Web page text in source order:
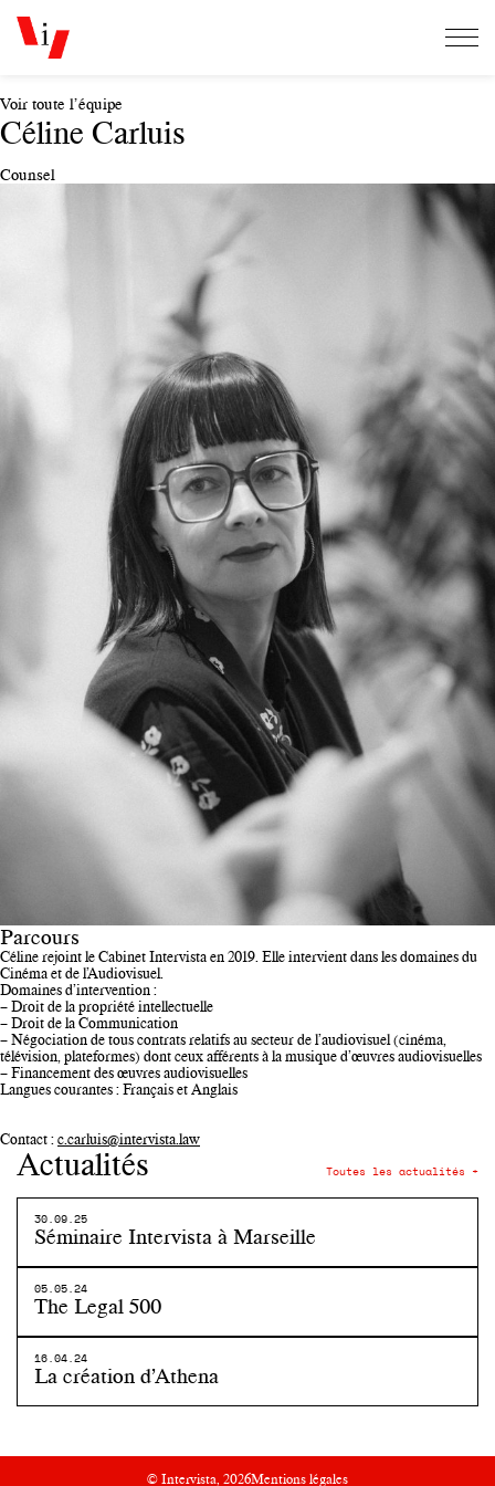
Voir toute l’équipe
Céline Carluis
Counsel
Parcours
Céline rejoint le Cabinet Intervista en 2019. Elle intervient dans les domaines du
Cinéma et de l’Audiovisuel.
Domaines d’intervention :
– Droit de la propriété intellectuelle
– Droit de la Communication
– Négociation de tous contrats relatifs au secteur de l’audiovisuel (cinéma,
télévision, plateformes) dont ceux afférents à la musique d’œuvres audiovisuelles
– Financement des œuvres audiovisuelles
Langues courantes : Français et Anglais
Contact : c.carluis@intervista.law
Actualités Toutes les actualités +
30.09.25
Séminaire Intervista à Marseille
05.05.24
The Legal 500
16.04.24
La création d’Athena
© Intervista, 2026Mentions légales